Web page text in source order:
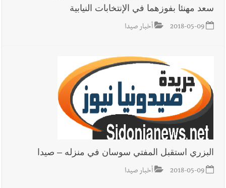
سعد مهنئا بفوزهما في الإنتخابات النيابية
2018-05-09 أخبار صيدا
البزري استقبل المفتي سوسان في منزله – صيدا
2018-05-09 أخبار صيدا